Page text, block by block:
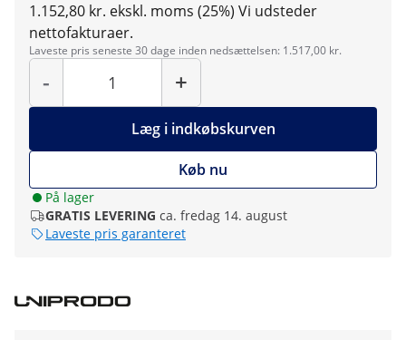
1.152,80 kr. ekskl. moms (25%) Vi udsteder
nettofakturaer.
Laveste pris seneste 30 dage inden nedsættelsen: 1.517,00 kr.
-
Antal
+
Læg i indkøbskurven
Køb nu
På lager
GRATIS LEVERING ca. fredag 14. august
Laveste pris garanteret